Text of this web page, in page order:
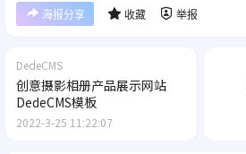
海报分享 收藏 举报
DedeCMS
创意摄影相册产品展示网站
DedeCMS模板
2022-3-25 11:22:07